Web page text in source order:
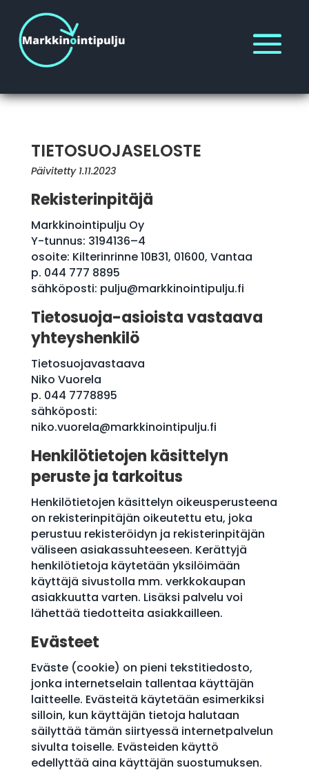
TIETOSUOJASELOSTE
Päivitetty 1.11.2023
Rekisterinpitäjä
Markkinointipulju Oy
Y-tunnus: 3194136–4
osoite: Kilterinrinne 10B31, 01600, Vantaa
p. 044 777 8895
sähköposti: pulju@markkinointipulju.fi
Tietosuoja-asioista vastaava
yhteyshenkilö
Tietosuojavastaava
Niko Vuorela
p. 044 7778895
sähköposti:
niko.vuorela@markkinointipulju.fi
Henkilötietojen käsittelyn
peruste ja tarkoitus
Henkilötietojen käsittelyn oikeusperusteena
on rekisterinpitäjän oikeutettu etu, joka
perustuu rekisteröidyn ja rekisterinpitäjän
väliseen asiakassuhteeseen. Kerättyjä
henkilötietoja käytetään yksilöimään
käyttäjä sivustolla mm. verkkokaupan
asiakkuutta varten. Lisäksi palvelu voi
lähettää tiedotteita asiakkailleen.
Evästeet
Eväste (cookie) on pieni tekstitiedosto,
jonka internetselain tallentaa käyttäjän
laitteelle. Evästeitä käytetään esimerkiksi
silloin, kun käyttäjän tietoja halutaan
säilyttää tämän siirtyessä internetpalvelun
sivulta toiselle. Evästeiden käyttö
edellyttää aina käyttäjän suostumuksen.